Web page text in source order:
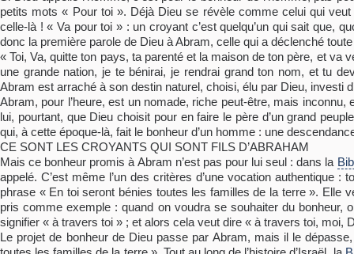
petits mots « Pour toi ». Déjà Dieu se révèle comme celui qui
celle-là ! « Va pour toi » : un croyant c’est quelqu’un qui sait que,
donc la première parole de Dieu à Abram, celle qui a déclenché
« Toi, Va, quitte ton pays, ta parenté et la maison de ton père, et va
une grande nation, je te bénirai, je rendrai grand ton nom, et tu
Abram est arraché à son destin naturel, choisi, élu par Dieu, investi
Abram, pour l’heure, est un nomade, riche peut-être, mais inconnu,
lui, pourtant, que Dieu choisit pour en faire le père d’un grand
qui, à cette époque-là, fait le bonheur d’un homme : une
CE SONT LES CROYANTS QUI SONT FILS D’ABRAHAM
Mais ce bonheur promis à Abram n’est pas pour lui seul : dans la
appelé. C’est même l’un des critères d’une vocation
phrase « En toi seront bénies toutes les familles de la terre ». Elle
pris comme exemple : quand on voudra se souhaiter du
signifier « à travers toi » ; et alors cela veut dire « à travers toi, moi,
Le projet de bonheur de Dieu passe par Abram, mais il le